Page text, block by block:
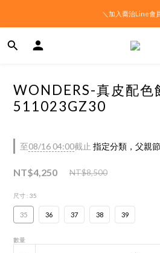
＼加入喬治Line會
WONDERS-真皮配色
511023GZ30
至08/16 04:00截止 指定分類，父親
NT$4,250 NT$8,500
尺寸 : 35
35 36 37 38 39
數量